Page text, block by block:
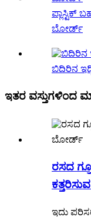
ಪ್ಲಾಸ್ಟಿಕ್
ಬೋರ್ಡ್
ಬಿದಿರಿನ
ಇತರ ವಸ್ತುಗಳಿಂದ
ರಸದ
ಇದು